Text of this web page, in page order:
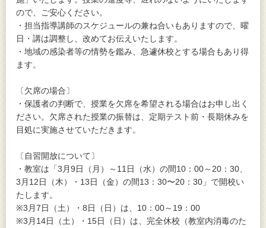
ので、ご安心ください。
・担当指導講師のスケジュールの兼ね合いもありますので、曜
日・講は調整し、改めてお伝えいたします。
・地域の感染者等の情勢を鑑み、急遽休校とする場合もあり得
ます。
〔欠席の場合〕
・保護者の判断で、授業を欠席を希望される場合はお申し出く
ださい。欠席された授業の振替は、定期テスト前・長期休みを
目処に実施させていただきます。
〔自習開放について〕
・教室は「3月9日（月）～11日（水）の間10：00～20：30、
3月12日（木）・13日（金）の間13：30〜20：30」で開校い
たします。
※3月7日（土）・8日（日）は、10：00～19：00
※3月14日（土）・15日（日）は、完全休校（教室内消毒のた